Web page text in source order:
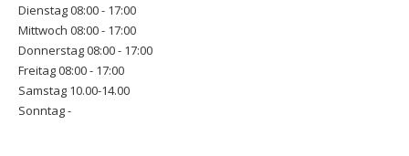
Dienstag 08:00 - 17:00
Mittwoch 08:00 - 17:00
Donnerstag 08:00 - 17:00
Freitag 08:00 - 17:00
Samstag 10.00-14.00
Sonntag -